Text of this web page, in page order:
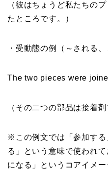
（彼はちょうど私たちの
たところです。）
・受動態の例（～される、
The two pieces were
（その二つの部品は接着
※この例文では「参加す
る」という意味で使われ
になる」というコアイメー